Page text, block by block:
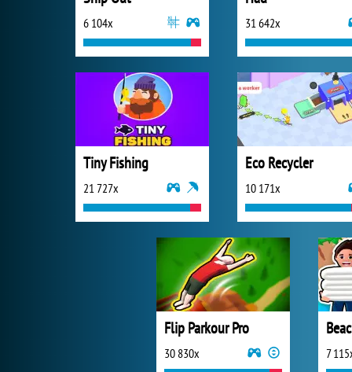
6 104x 31 642x
Tiny Fishing
21 727x
Eco Recycler
10 171x
Flip Parkour Pro
30 830x 7